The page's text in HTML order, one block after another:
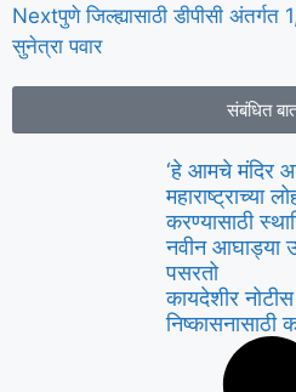
Nextपुणे जिल्ह्यासाठी डीपीसी
सुनेत्रा पवार
संबंधित
‘हे आमचे मंदिर
महाराष्ट्राच्या
करण्यासाठी
नवीन आघाड्या
पसरतो
कायदेशीर
निष्कासनासाठी